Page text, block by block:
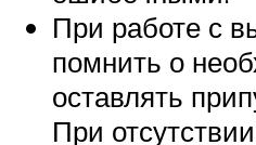
При работе с
помнить о
оставлять
При